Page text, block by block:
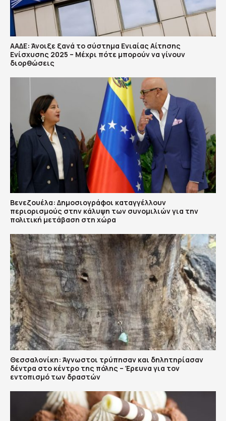
ΑΑΔΕ: Άνοιξε ξανά το σύστημα Ενιαίας Αίτησης
Ενίσχυσης 2025 – Μέχρι πότε μπορούν να γίνουν
διορθώσεις
Βενεζουέλα: Δημοσιογράφοι καταγγέλλουν
περιορισμούς στην κάλυψη των συνομιλιών για την
πολιτική μετάβαση στη χώρα
Θεσσαλονίκη: Άγνωστοι τρύπησαν και δηλητηρίασαν
δέντρα στο κέντρο της πόλης – Έρευνα για τον
εντοπισμό των δραστών